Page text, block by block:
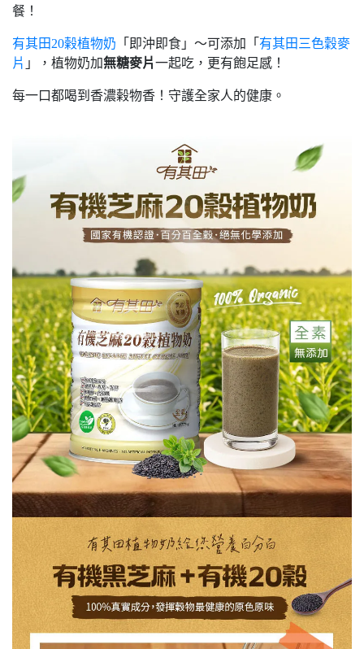
餐！
有其田20榖植物奶 「即沖即食」～可添加「 有其田三色穀麥
片 」，植物奶加無糖麥片一起吃，更有飽足感！
每一口都喝到香濃榖物香！守護全家人的健康。